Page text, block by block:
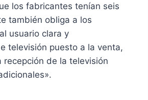
los fabricantes tenían seis
también obliga a los
usuario clara y
televisión puesto a la venta,
de la televisión